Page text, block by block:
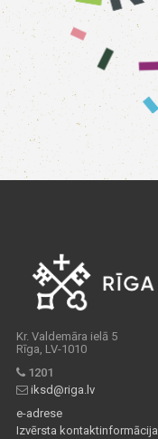
Kr. Valdemāra ielā 5
Rīga, LV-1010
1201
iksd@riga.lv
e-adrese
Izvērsta kontaktinformācija